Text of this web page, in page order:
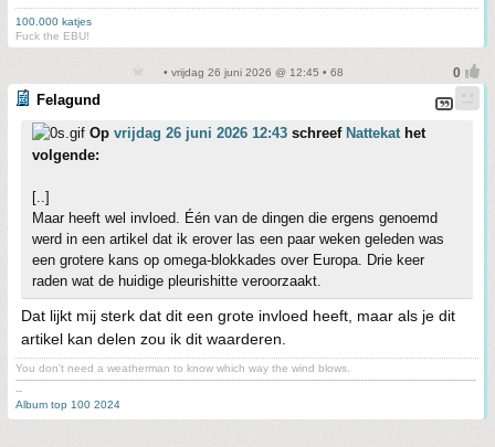
100.000 katjes
Fuck the EBU!
• vrijdag 26 juni 2026 @ 12:45 • 68
Felagund
Op vrijdag 26 juni 2026 12:43 schreef Nattekathet
volgende:
[..]
Maar heeft wel invloed. Één van de dingen die ergens genoemd
werd in een artikel dat ik erover las een paar weken geleden was
een grotere kans op omega-blokkades over Europa. Drie keer
raden wat de huidige pleurishitte veroorzaakt.
Dat lijkt mij sterk dat dit een grote invloed heeft, maar als je dit
artikel kan delen zou ik dit waarderen.
You don't need a weatherman to know which way the wind blows.
-------------------------------------------------------------------------------------------------------------------------------------------
--
Album top 100 2024